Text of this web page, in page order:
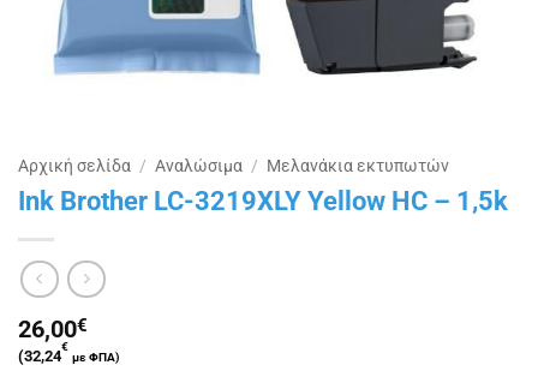
Αρχική σελίδα / Αναλώσιμα / Μελανάκια εκτυπωτών
Ink Brother LC-3219XLY Yellow HC – 1,5k
26,00€
(32,24
€
με ΦΠΑ)